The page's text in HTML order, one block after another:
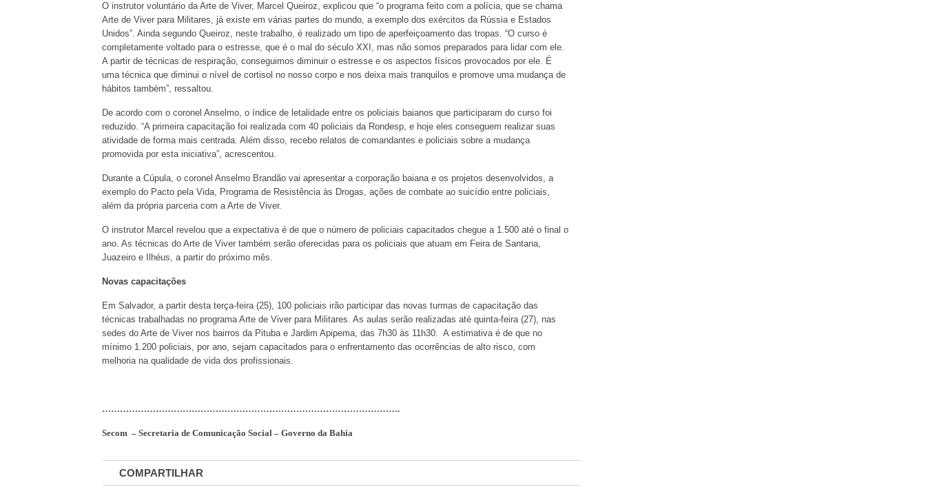
O instrutor voluntário da Arte de Viver, Marcel Queiroz, explicou que “o programa feito com a polícia, que se chama
Arte de Viver para Militares, já existe em várias partes do mundo, a exemplo dos exércitos da Rússia e Estados
Unidos”. Ainda segundo Queiroz, neste trabalho, é realizado um tipo de aperfeiçoamento das tropas. “O curso é
completamente voltado para o estresse, que é o mal do século XXI, mas não somos preparados para lidar com ele.
A partir de técnicas de respiração, conseguimos diminuir o estresse e os aspectos físicos provocados por ele. É
uma técnica que diminui o nível de cortisol no nosso corpo e nos deixa mais tranquilos e promove uma mudança de
hábitos também”, ressaltou.
De acordo com o coronel Anselmo, o índice de letalidade entre os policiais baianos que participaram do curso foi
reduzido. “A primeira capacitação foi realizada com 40 policiais da Rondesp, e hoje eles conseguem realizar suas
atividade de forma mais centrada. Além disso, recebo relatos de comandantes e policiais sobre a mudança
promovida por esta iniciativa”, acrescentou.
Durante a Cúpula, o coronel Anselmo Brandão vai apresentar a corporação baiana e os projetos desenvolvidos, a
exemplo do Pacto pela Vida, Programa de Resistência às Drogas, ações de combate ao suicídio entre policiais,
além da própria parceria com a Arte de Viver.
O instrutor Marcel revelou que a expectativa é de que o número de policiais capacitados chegue a 1.500 até o final o
ano. As técnicas do Arte de Viver também serão oferecidas para os policiais que atuam em Feira de Santana,
Juazeiro e Ilhéus, a partir do próximo mês.
Novas capacitações
Em Salvador, a partir desta terça-feira (25), 100 policiais irão participar das novas turmas de capacitação das
técnicas trabalhadas no programa Arte de Viver para Militares. As aulas serão realizadas até quinta-feira (27), nas
sedes do Arte de Viver nos bairros da Pituba e Jardim Apipema, das 7h30 às 11h30. A estimativa é de que no
mínimo 1.200 policiais, por ano, sejam capacitados para o enfrentamento das ocorrências de alto risco, com
melhoria na qualidade de vida dos profissionais.
……………………………………………………………………………………….
Secom – Secretaria de Comunicação Social – Governo da Bahia
COMPARTILHAR